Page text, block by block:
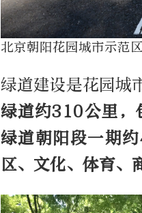
北京朝阳花园城市示范
绿道建设是花园城
绿道约310公里，
绿道朝阳段一期
区、文化、体育、